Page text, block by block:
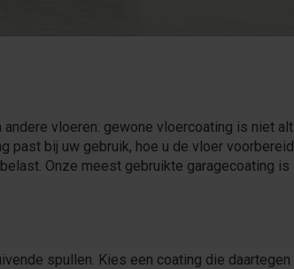
vloeren: gewone vloercoating is niet
past bij uw gebruik, hoe u de vloer
Onze meest gebruikte garagecoating is
spullen. Kies een coating die